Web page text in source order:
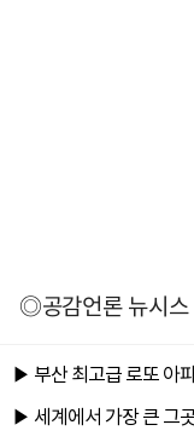
◎공감언론 뉴시스